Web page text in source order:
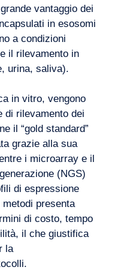
vantaggio dei
in esosomi
a condizioni
il rilevamento in
urina, saliva).
in vitro, vengono
di rilevamento dei
il “gold standard”
grazie alla sua
i microarray e il
(NGS)
di espressione
presenta
di costo, tempo
il che giustifica
la